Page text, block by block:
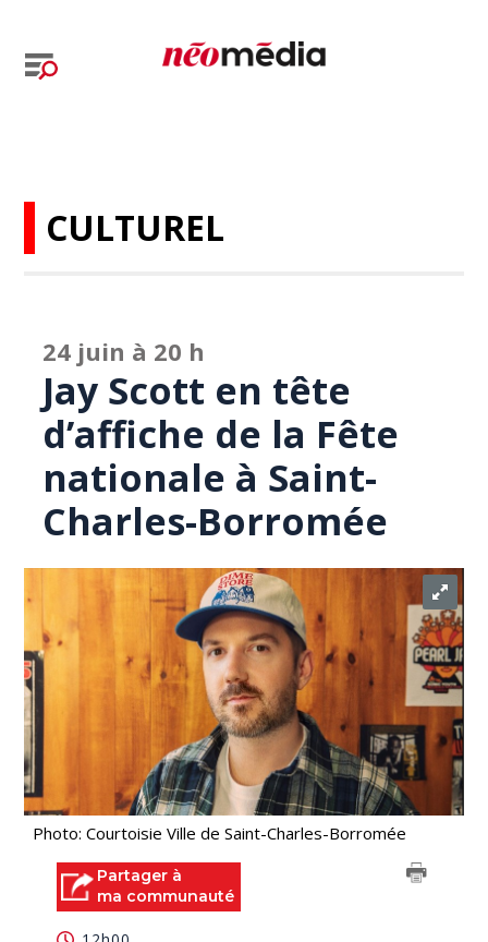
CULTUREL
24 juin à 20 h
Jay Scott en tête
d’affiche de la Fête
nationale à Saint-
Charles-Borromée
Photo: Courtoisie Ville de Saint-Charles-Borromée
Partager à
ma communauté